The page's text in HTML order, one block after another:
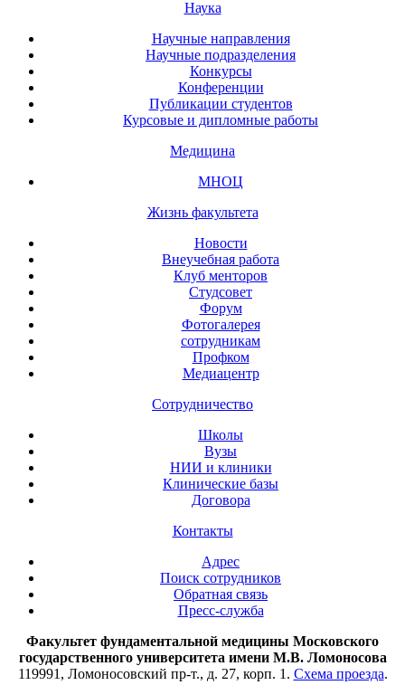
Наука
Научные направления
Научные подразделения
Конкурсы
Конференции
Публикации студентов
Курсовые и дипломные работы
Медицина
МНОЦ
Жизнь факультета
Новости
Внеучебная работа
Клуб менторов
Студсовет
Форум
Фотогалерея
сотрудникам
Профком
Медиацентр
Сотрудничество
Школы
Вузы
НИИ и клиники
Клинические базы
Договора
Контакты
Адрес
Поиск сотрудников
Обратная связь
Пресс-служба
Факультет фундаментальной медицины Московского
государственного университета имени М.В. Ломоносова
119991, Ломоносовский пр-т., д. 27, корп. 1. Схема проезда.